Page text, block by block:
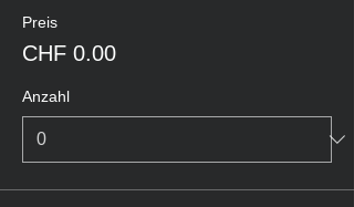
Preis
CHF 0.00
Anzahl